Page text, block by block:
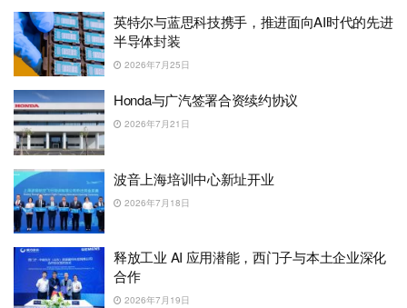
英特尔与蓝思科技携手，推进面向AI时代的先进
半导体封装
2026年7月25日
Honda与广汽签署合资续约协议
2026年7月21日
波音上海培训中心新址开业
2026年7月18日
释放工业 AI 应用潜能，西门子与本土企业深化
合作
2026年7月19日